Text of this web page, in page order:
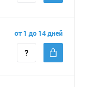
от 1 до 14 дней